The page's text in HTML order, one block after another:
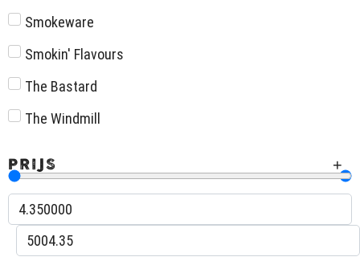
Smokeware
Smokin' Flavours
The Bastard
The Windmill
PRIJS